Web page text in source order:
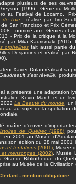
plusieurs de ses
(1996 - Génie du
au Festival de Locarno,
de l’oie , réalisé par Tim
San Francisco et Prix
- nommé aux Génies et
- Prix de la critique à la
par Mika Kaurismäki (2015-
orphelinesfait aussi partie du
Desjardins et réalisé par
Xavier Dolan réalisait sa
s’est réveillé,
a présenté une adaptation
Kevin March et un
2022La Beauté du monde
,
au sujet de la spoliation
maître d'œuvre
de Québec(1998)
en 2001 au Musée
son édition du 28 mai 2001
et tentations(2001) , Musée
et mensonges (2002), Musée
Grande Bibliothèque du
au Musée de la Civilisation
- mention obligatoire